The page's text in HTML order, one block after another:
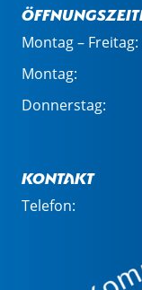
Montag – Freitag:
Montag:
Donnerstag:
Kontakt
Telefon: